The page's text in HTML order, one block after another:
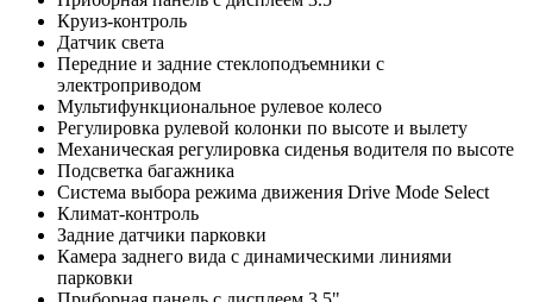
Круиз-контроль
Датчик света
Передние и задние стеклоподъемники с
электроприводом
Мультифункциональное рулевое колесо
Регулировка рулевой колонки по высоте и вылету
Механическая регулировка сиденья водителя по высоте
Подсветка багажника
Система выбора режима движения Drive Mode Select
Климат-контроль
Задние датчики парковки
Камера заднего вида с динамическими линиями
парковки